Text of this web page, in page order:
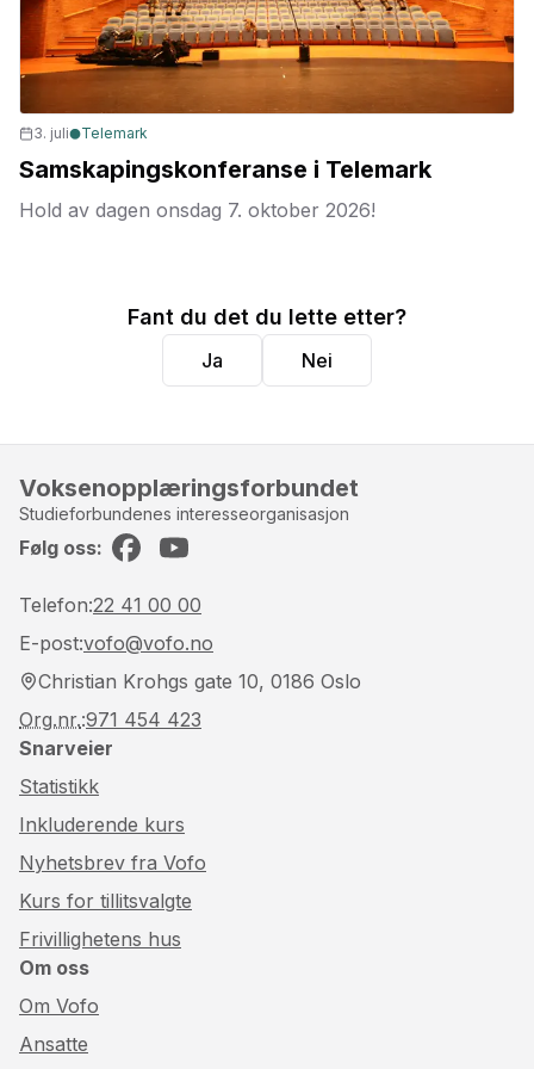
3. juli Telemark
Samskapingskonferanse i Telemark
Hold av dagen onsdag 7. oktober 2026!
Fant du det du lette etter?
Ja Nei
Voksenopplæringsforbundet
Studieforbundenes interesseorganisasjon
Følg oss:
Telefon:22 41 00 00
E-post:vofo@vofo.no
Christian Krohgs gate 10, 0186 Oslo
Org.nr.:971 454 423
Snarveier
Statistikk
Inkluderende kurs
Nyhetsbrev fra Vofo
Kurs for tillitsvalgte
Frivillighetens hus
Om oss
Om Vofo
Ansatte